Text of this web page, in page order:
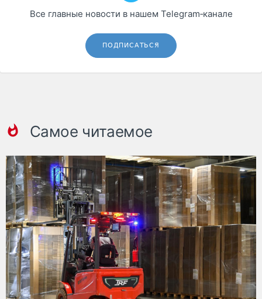
Все главные новости в нашем Telegram‑канале
ПОДПИСАТЬСЯ
Самое читаемое